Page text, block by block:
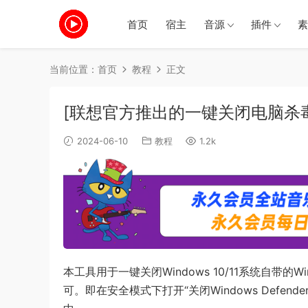
首页 宿主 音源 插件
当前位置： 首页 教程 正文
[联想官方推出的一键关闭电脑
2024-06-10 教程 1.2k
本工具用于一键关闭Windows 10/11系统自带的
可。即在安全模式下打开“关闭Windows